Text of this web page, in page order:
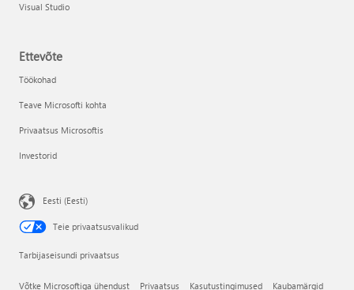
Visual Studio
Ettevõte
Töökohad
Teave Microsofti kohta
Privaatsus Microsoftis
Investorid
Eesti (Eesti)
Teie privaatsusvalikud
Tarbijaseisundi privaatsus
Võtke Microsoftiga ühendust Privaatsus Kasutustingimused Kaubamärgid